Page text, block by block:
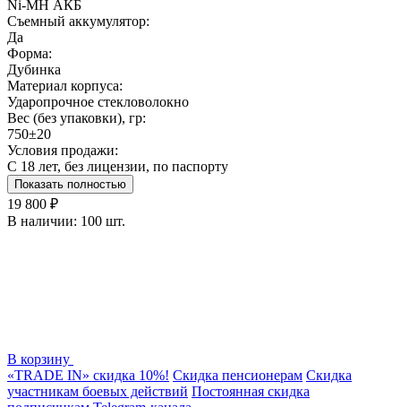
Ni-MH АКБ
Съемный аккумулятор:
Да
Форма:
Дубинка
Материал корпуса:
Ударопрочное стекловолокно
Вес (без упаковки), гр:
750±20
Условия продажи:
С 18 лет, без лицензии, по паспорту
Показать полностью
19 800 ₽
В наличии: 100 шт.
В корзину
«TRADE IN» скидка 10%! Скидка пенсионерам Скидка
участникам боевых действий Постоянная скидка